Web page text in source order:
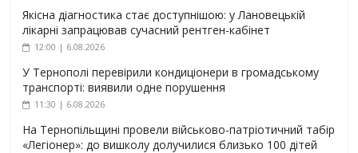
Якісна діагностика стає доступнішою: у Лановецькій
лікарні запрацював сучасний рентген-кабінет
12:00 | 6.08.2026
У Тернополі перевірили кондиціонери в громадському
транспорті: виявили одне порушення
11:30 | 6.08.2026
На Тернопільщині провели військово-патріотичний табір
«Легіонер»: до вишколу долучилися близько 100 дітей